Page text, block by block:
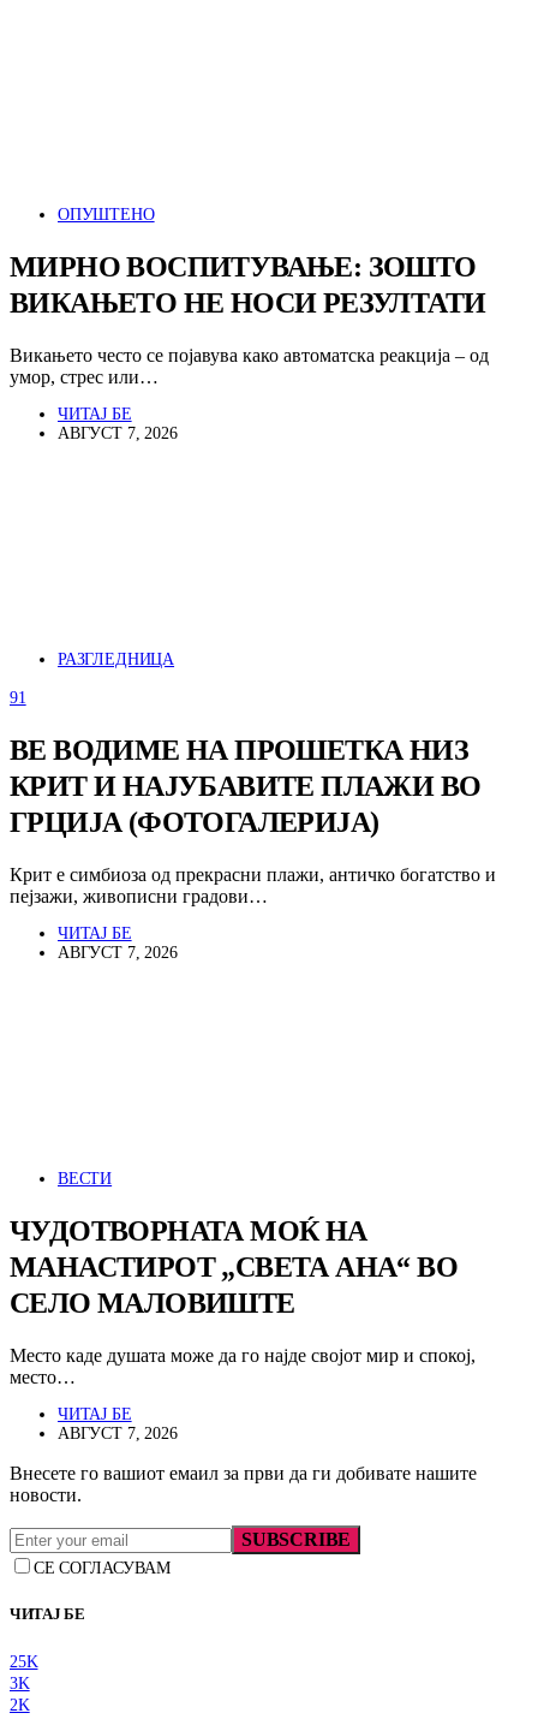
ОПУШТЕНО
МИРНО ВОСПИТУВАЊЕ: ЗОШТО
ВИКАЊЕТО НЕ НОСИ РЕЗУЛТАТИ
Викањето често се појавува како автоматска реакција – од
умор, стрес или…
ЧИТАЈ БЕ
АВГУСТ 7, 2026
РАЗГЛЕДНИЦА
91
ВЕ ВОДИМЕ НА ПРОШЕТКА НИЗ
КРИТ И НАЈУБАВИТЕ ПЛАЖИ ВО
ГРЦИЈА (ФОТОГАЛЕРИЈА)
Крит е симбиоза од прекрасни плажи, античко богатство и
пејзажи, живописни градови…
ЧИТАЈ БЕ
АВГУСТ 7, 2026
ВЕСТИ
ЧУДОТВОРНАТА МОЌ НА
МАНАСТИРОТ „СВЕТА АНА“ ВО
СЕЛО МАЛОВИШТЕ
Место каде душата може да го најде својот мир и спокој,
место…
ЧИТАЈ БЕ
АВГУСТ 7, 2026
Внесете го вашиот емаил за први да ги добивате нашите
новости.
SUBSCRIBE
СЕ СОГЛАСУВАМ
ЧИТАЈ БЕ
25K
3K
2K